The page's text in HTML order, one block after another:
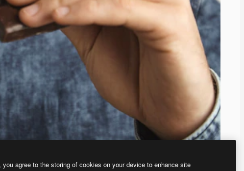
you agree to the storing of cookies on your device to enhance site